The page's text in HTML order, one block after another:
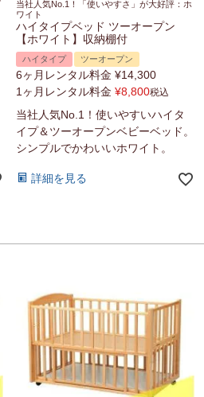
当社人気No.1！「使いやすさ」が大好評：ホ
ワイト
ハイタイプベッド ツーオープン
【ホワイト】収納棚付
ハイタイプ ツーオープン
6ヶ月レンタル料金 ¥14,300
1ヶ月レンタル料金 ¥8,800税込
当社人気No.1！使いやすいハイタ
イプ＆ツーオープンベビーベッド。
シンプルでかわいいホワイト。
詳細を見る